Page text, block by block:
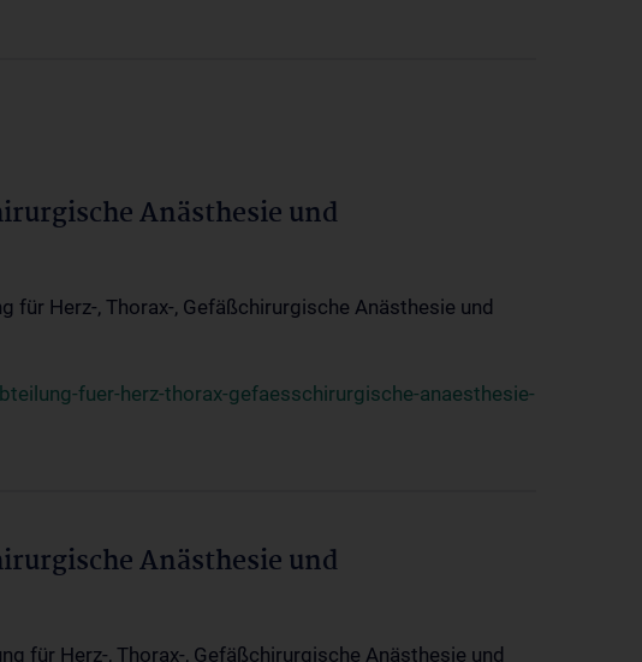
Anästhesie und
Herz-, Thorax-, Gefäßchirurgische Anästhesie und
fuer-herz-thorax-gefaesschirurgische-anaesthesie-
Anästhesie und
für Herz-, Thorax-, Gefäßchirurgische Anästhesie und